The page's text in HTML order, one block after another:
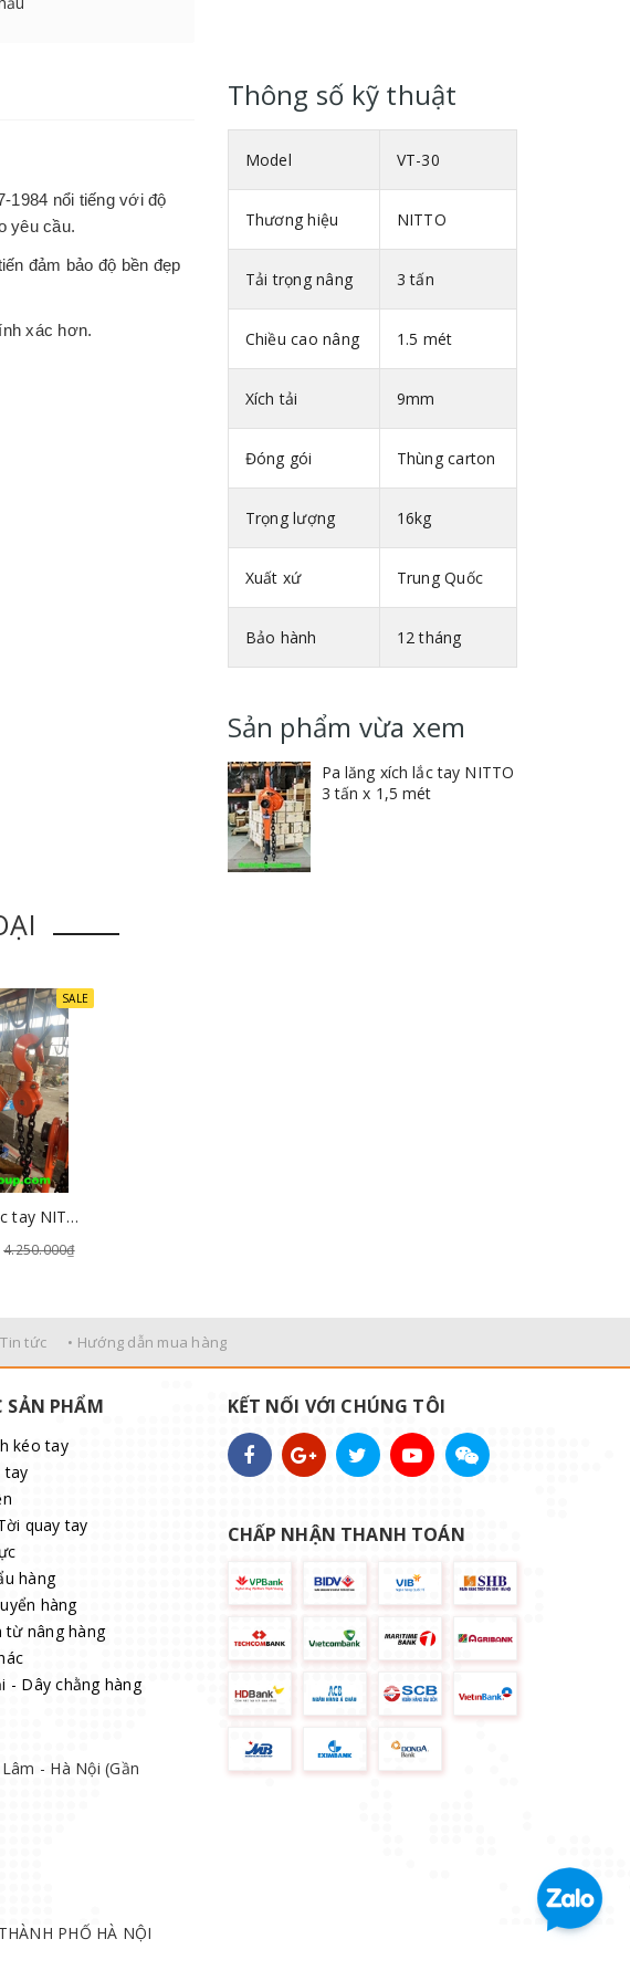
1984 nổi tiếng với độ
yêu cầu.
đảm bảo độ bền đẹp
xác hơn.
Thông số kỹ thuật
Model VT-30
Thương hiệu NITTO
Tải trọng nâng 3 tấn
Chiều cao nâng 1.5 mét
Xích tải 9mm
Đóng gói Thùng carton
Trọng lượng 16kg
Xuất xứ Trung Quốc
Bảo hành 12 tháng
Sản phẩm vừa xem
Pa lăng xích lắc tay NITTO
3 tấn x 1,5 mét
SALE
Pa lăng xích lắc tay NITTO 6 tấn x 1,5 mét
4.250.000₫
Tin tức • Hướng dẫn mua hàng
SẢN PHẨM
kéo tay
tay
quay tay
hàng
hàng
từ nâng hàng
- Dây chằng hàng
- Hà Nội (Gần
PHỐ HÀ NỘI
KẾT NỐI VỚI CHÚNG TÔI
CHẤP NHẬN THANH TOÁN